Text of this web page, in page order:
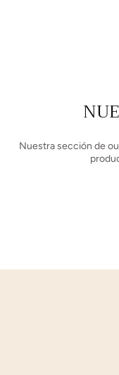
Nuestra sección de